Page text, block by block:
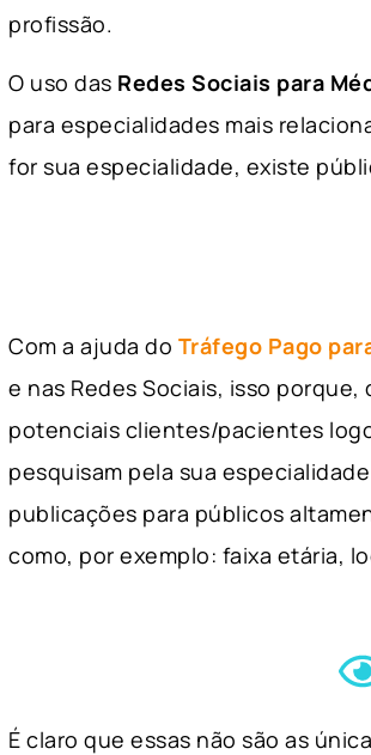
profissão.
O uso das Redes Sociais para
para especialidades mais
for sua especialidade, existe
Com a ajuda do Tráfego Pago
e nas Redes Sociais, isso
potenciais clientes/pacientes
pesquisam pela sua
publicações para públicos
como, por exemplo: faixa etária,
É claro que essas não são as